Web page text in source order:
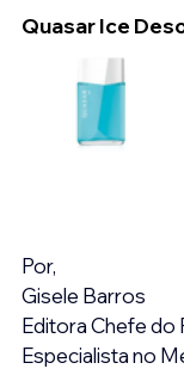
Quasar Ice
Por,
Gisele Barros
Editora Chefe do
Especialista no